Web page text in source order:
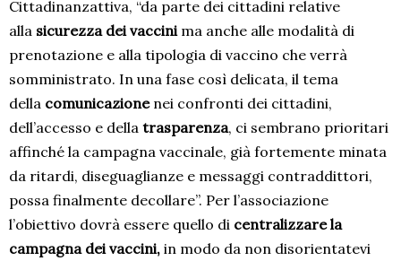
Cittadinanzattiva, “da parte dei cittadini relative
alla sicurezza dei vaccinima anche alle modalità di
prenotazione e alla tipologia di vaccino che verrà
somministrato. In una fase così delicata, il tema
della comunicazionenei confronti dei cittadini,
dell’accesso e della trasparenza, ci sembrano prioritari
affinché la campagna vaccinale, già fortemente minata
da ritardi, diseguaglianze e messaggi contraddittori,
possa finalmente decollare”. Per l’associazione
l’obiettivo dovrà essere quello di centralizzare la
campagna dei vaccini, in modo da non disorientatevi